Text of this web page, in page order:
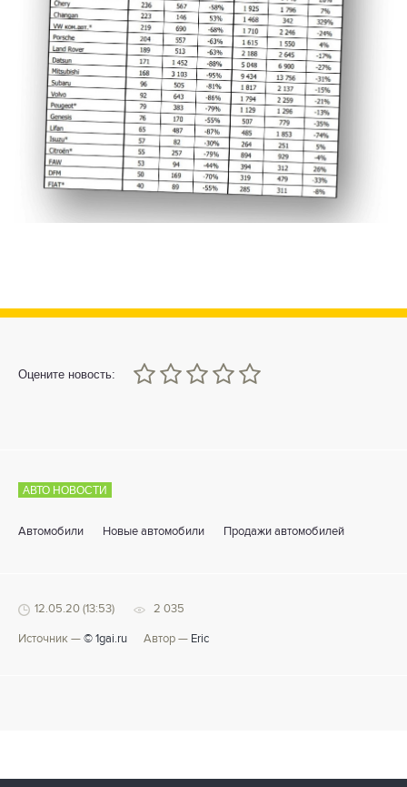
Оцените новость:
0
1 3 4 5
АВТО НОВОСТИ
Автомобили Новые автомобили Продажи автомобилей
12.05.20 (13:53) 2 035
Источник — © 1gai.ru Автор — Eric